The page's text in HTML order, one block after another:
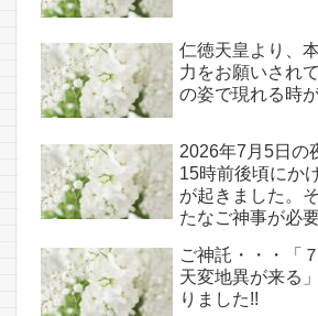
仁徳天皇より、
力をお願いされ
の姿で現れる時
2026年7月5日の
15時前後頃にか
が起きました。
たなご神事が必
点であり古代太
もある伊弉諾宮
神託あり！！
ご神託・・・「
天変地異が来る
りました!!